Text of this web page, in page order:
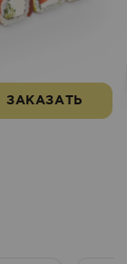
ЗАКАЗАТЬ